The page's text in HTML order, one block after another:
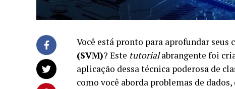
Você está pronto para aprofundar seus
(SVM)? Este tutorialabrangente foi
aplicação dessa técnica poderosa de
como você aborda problemas de